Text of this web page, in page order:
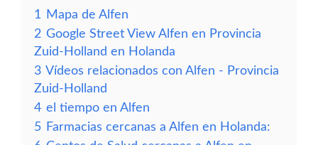
1
Mapa de Alfen
2 Google Street View Alfen en Provincia
Zuid-Holland en Holanda
3 Vídeos relacionados con Alfen - Provincia
Zuid-Holland
4 el tiempo en Alfen
5 Farmacias cercanas a Alfen en Holanda: